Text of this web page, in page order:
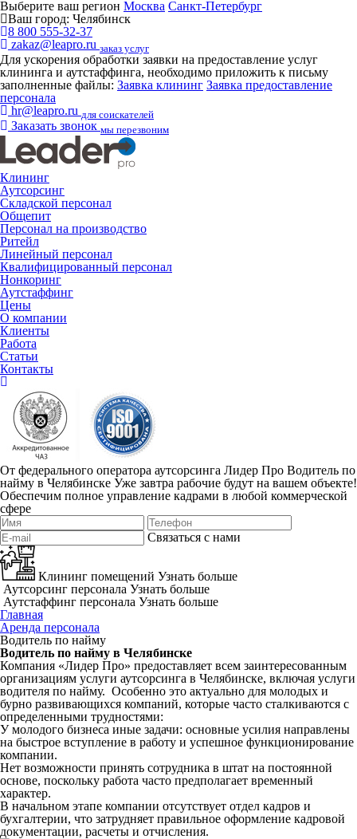
Выберите ваш регион Москва Санкт-Петербург
Ваш город: Челябинск
8 800 555-32-37
zakaz@leapro.ru заказ услуг
Для ускорения обработки заявки на предоставление услуг
клининга и аутстаффинга, необходимо приложить к письму
заполненные файлы: Заявка клининг Заявка предоставление
персонала
hr@leapro.ru для соискателей
Заказать звонок мы перезвоним
Клининг
Аутсорсинг
Складской персонал
Общепит
Персонал на производство
Ритейл
Линейный персонал
Квалифицированный персонал
Нонкоринг
Аутстаффинг
Цены
О компании
Клиенты
Работа
Статьи
Контакты
От федерального оператора аутсорсинга Лидер Про Водитель по
найму в Челябинске Уже завтра рабочие будут на вашем объекте!
Обеспечим полное управление кадрами в любой коммерческой
сфере
Связаться с нами
Клининг помещений Узнать больше
Аутсорсинг персонала Узнать больше
Аутстаффинг персонала Узнать больше
Главная
Аренда персонала
Водитель по найму
Водитель по найму в Челябинске
Компания «Лидер Про» предоставляет всем заинтересованным
организациям услуги аутсорсинга в Челябинске, включая услуги
водителя по найму. Особенно это актуально для молодых и
бурно развивающихся компаний, которые часто сталкиваются с
определенными трудностями:
У молодого бизнеса иные задачи: основные усилия направлены
на быстрое вступление в работу и успешное функционирование
компании.
Нет возможности принять сотрудника в штат на постоянной
основе, поскольку работа часто предполагает временный
характер.
В начальном этапе компании отсутствует отдел кадров и
бухгалтерии, что затрудняет правильное оформление кадровой
документации, расчеты и отчисления.